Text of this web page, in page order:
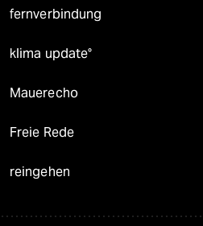
fernverbindung
klima update°
Mauerecho
Freie Rede
reingehen